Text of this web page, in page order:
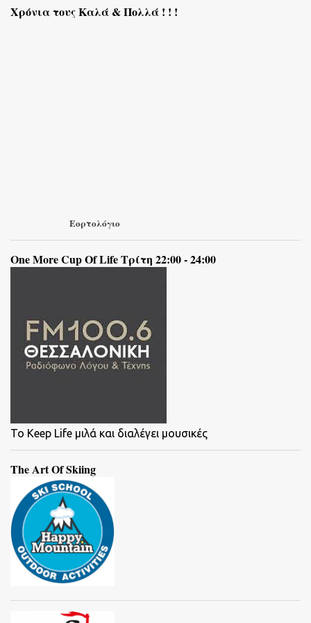
Χρόνια τους Καλά & Πολλά ! ! !
Εορτολόγιο
One More Cup Of Life Τρίτη 22:00 - 24:00
To Keep Life μιλά και διαλέγει μουσικές
The Art Of Skiing